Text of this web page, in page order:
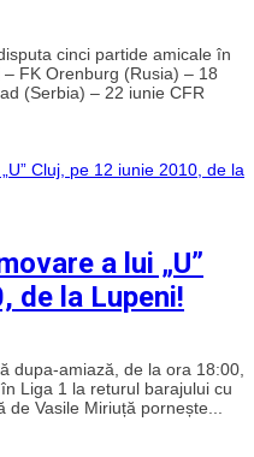
cinci partide amicale în
FK Orenburg (Rusia) – 18
(Serbia) – 22 iunie CFR
a lui „U”
de la Lupeni!
dupa-amiază, de la ora 18:00,
Liga 1 la returul barajului cu
Vasile Miriuță pornește...